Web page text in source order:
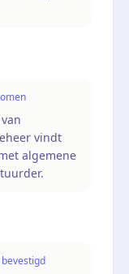
vindt
algemene